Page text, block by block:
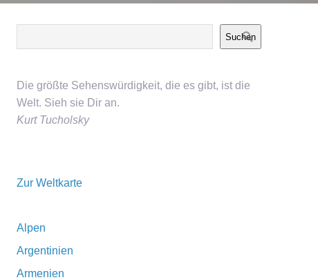
Suchen
Die größte Sehenswürdigkeit, die es gibt, ist die
Welt. Sieh sie Dir an.
Kurt Tucholsky
Zur Weltkarte
Alpen
Argentinien
Armenien